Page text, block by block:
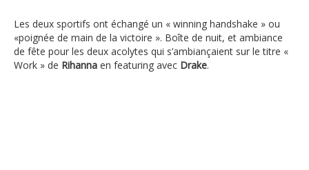
Les deux sportifs ont échangé un « winning handshake » ou
«poignée de main de la victoire ». Boîte de nuit, et ambiance
de fête pour les deux acolytes qui s’ambiançaient sur le titre «
Work » de Rihanna en featuring avec Drake.